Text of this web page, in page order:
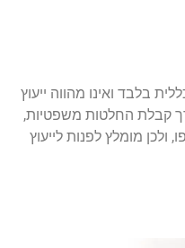
בלבד ואינו מהווה ייעוץ
קבלת החלטות משפטיות,
ולכן מומלץ לפנות לייעוץ